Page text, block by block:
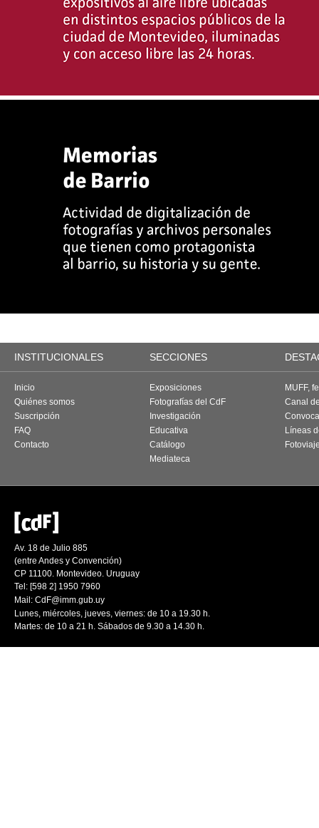
INSTITUCIONALES SECCIONES
Inicio
Quiénes somos
Suscripción
FAQ
Contacto
Exposiciones
Fotografías del CdF
Investigación
Educativa
Catálogo
Mediateca
MUFF,
Canal
Líneas
Av. 18 de Julio 885
(entre Andes y Convención)
CP 11100. Montevideo. Uruguay
Tel: [598 2] 1950 7960
Mail: CdF@imm.gub.uy
Lunes, miércoles, jueves, viernes: de 10 a 19.30 h.
Martes: de 10 a 21 h. Sábados de 9.30 a 14.30 h.